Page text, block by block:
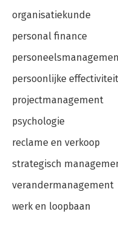
organisatiekunde
personal finance
persoonlijke effectiviteit
projectmanagement
psychologie
reclame en verkoop
strategisch
verandermanagement
werk en loopbaan